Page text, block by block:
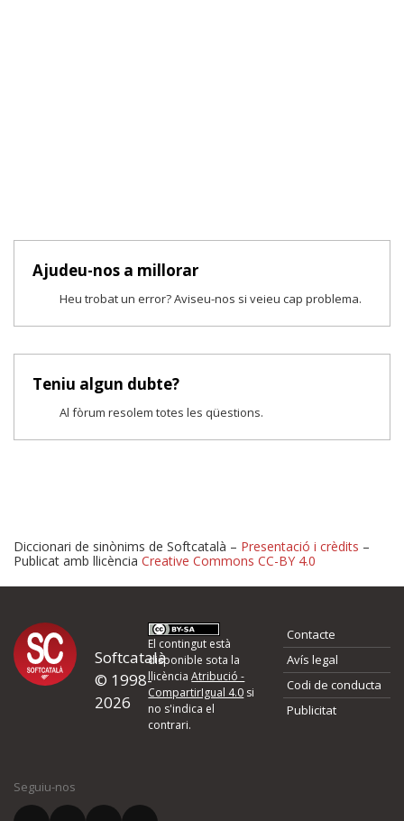
Ajudeu-nos a millorar
Heu trobat un error? Aviseu-nos si veieu cap problema.
Teniu algun dubte?
Al fòrum resolem totes les qüestions.
Proposeu-nos millores o
d'errors
Si heu trobat un error o voleu proposar alguna millora, ompliu els
quina és la millora que proposeu o l'error del qual voleu informar-
Diccionari de sinònims de Softcatalà – Presentació i crèdits –
Publicat amb llicència Creative Commons CC-BY 4.0
Softcatalà
© 1998-
2026
El contingut està
disponible sota la
llicènciaAtribució -
CompartirIgual 4.0 si
no s'indica el
contrari.
Contacte
Avís legal
Codi de conducta
Publicitat
Seguiu-nos